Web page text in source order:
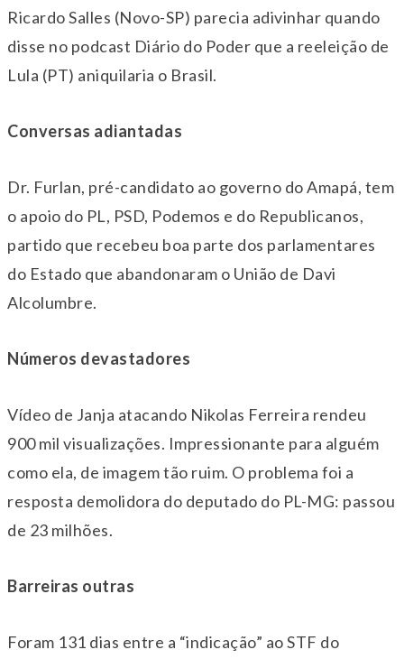
Ricardo Salles (Novo-SP) parecia adivinhar quando
disse no podcast Diário do Poder que a reeleição de
Lula (PT) aniquilaria o Brasil.
Conversas adiantadas
Dr. Furlan, pré-candidato ao governo do Amapá, tem
o apoio do PL, PSD, Podemos e do Republicanos,
partido que recebeu boa parte dos parlamentares
do Estado que abandonaram o União de Davi
Alcolumbre.
Números devastadores
Vídeo de Janja atacando Nikolas Ferreira rendeu
900 mil visualizações. Impressionante para alguém
como ela, de imagem tão ruim. O problema foi a
resposta demolidora do deputado do PL-MG: passou
de 23 milhões.
Barreiras outras
Foram 131 dias entre a “indicação” ao STF do